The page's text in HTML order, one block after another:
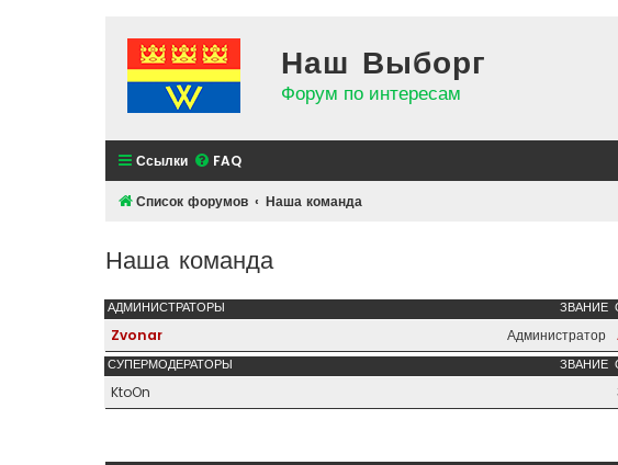
Наш Выборг
Форум по интересам
Ссылки FAQ
Список форумов Наша команда
Наша команда
ЗВАНИЕ
АДМИНИСТРАТОРЫ
Администратор
Zvonar
ЗВАНИЕ
СУПЕРМОДЕРАТОРЫ
KtoOn